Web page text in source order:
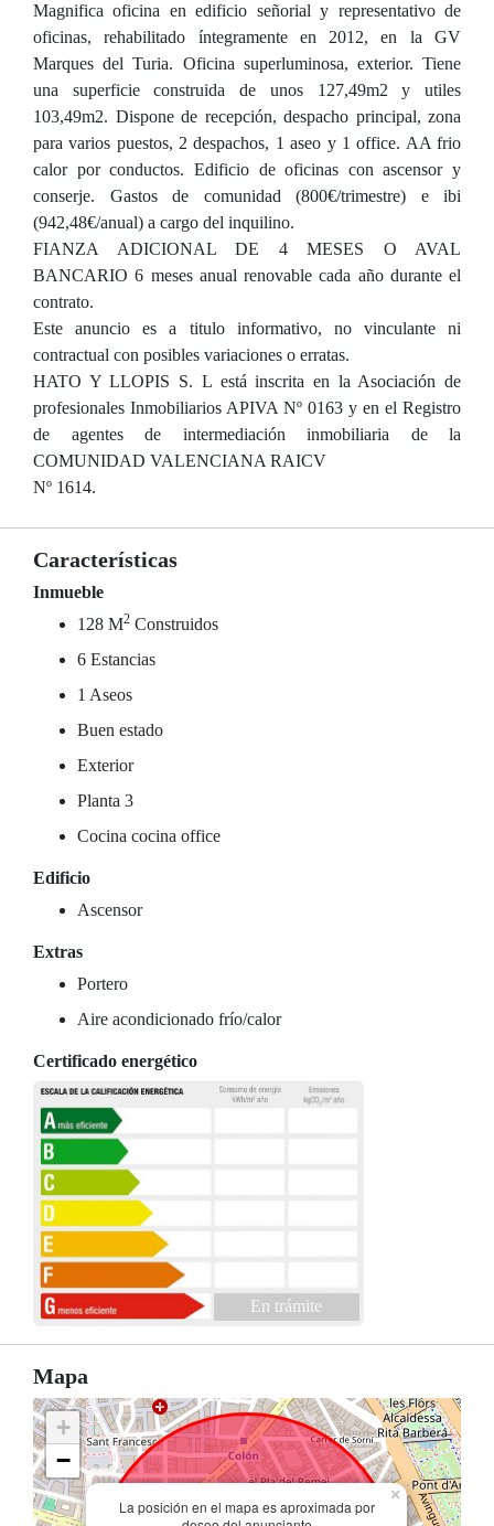
Magnifica oficina en edificio señorial y representativo de
oficinas, rehabilitado íntegramente en 2012, en la GV
Marques del Turia. Oficina superluminosa, exterior. Tiene
una superficie construida de unos 127,49m2 y utiles
103,49m2. Dispone de recepción, despacho principal, zona
para varios puestos, 2 despachos, 1 aseo y 1 office. AA frio
calor por conductos. Edificio de oficinas con ascensor y
conserje. Gastos de comunidad (800€/trimestre) e ibi
(942,48€/anual) a cargo del inquilino.
FIANZA ADICIONAL DE 4 MESES O AVAL
BANCARIO 6 meses anual renovable cada año durante el
contrato.
Este anuncio es a titulo informativo, no vinculante ni
contractual con posibles variaciones o erratas.
HATO Y LLOPIS S. L está inscrita en la Asociación de
profesionales Inmobiliarios APIVA Nº 0163 y en el Registro
de agentes de intermediación inmobiliaria de la
COMUNIDAD VALENCIANA RAICV
Nº 1614.
Características
Inmueble
128 M2 Construidos
6 Estancias
1 Aseos
Buen estado
Exterior
Planta 3
Cocina cocina office
Edificio
Ascensor
Extras
Portero
Aire acondicionado frío/calor
Certificado energético
En trámite
Mapa
La posición en el mapa es aproximada por
×
+
−